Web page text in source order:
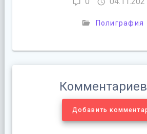
Полиграфия
Добавить